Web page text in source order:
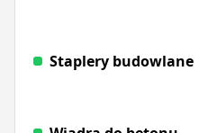
Staplery budowlane